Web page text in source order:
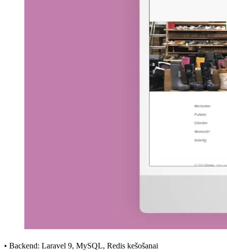
• Backend: Laravel 9, MySQL, Redis kešošanai